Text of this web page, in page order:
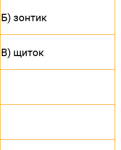
Б) зонтик
В) щиток